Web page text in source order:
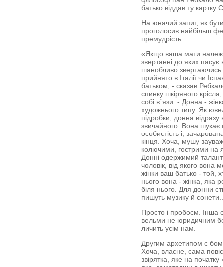
батько віддав ту картку
На юначий запит, як
проголосив найбільш
премудрість.
«Якщо ваша мати
звертанні до яких пасує
шанобливо звертаючись
прийнято в Італії чи
батьком, - сказав
спинку шкіряного
собі в´язи. - Донна -
художнього типу. Як
підробки, донна відразу
звичайного. Вона шукає
особистість і,
кінця. Хоча, мушу
колючими, гострими на
Донні одержимий
чоловік, від якого вона
жінки ваш батько - той,
нього вона - жінка, яка
біля нього. Для донни
пишуть музику й
Просто і пробоєм. Інша
вельми не юридичним
личить усім нам.
Другим архетипом є
Хоча, власне, сама
звірятка, яке на